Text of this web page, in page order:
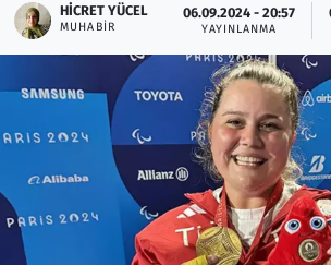
HICRET YÜCEL
MUHABIR
06.09.2024 - 20:57
YAYINLANMA
Memur ve Kamu
Otomobil
Oyun
Ramazan
Resmi İlanlar